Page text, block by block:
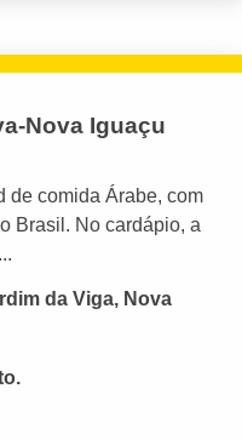
Nova Iguaçu
de comida Árabe, com
Brasil. No cardápio, a
da Viga, Nova